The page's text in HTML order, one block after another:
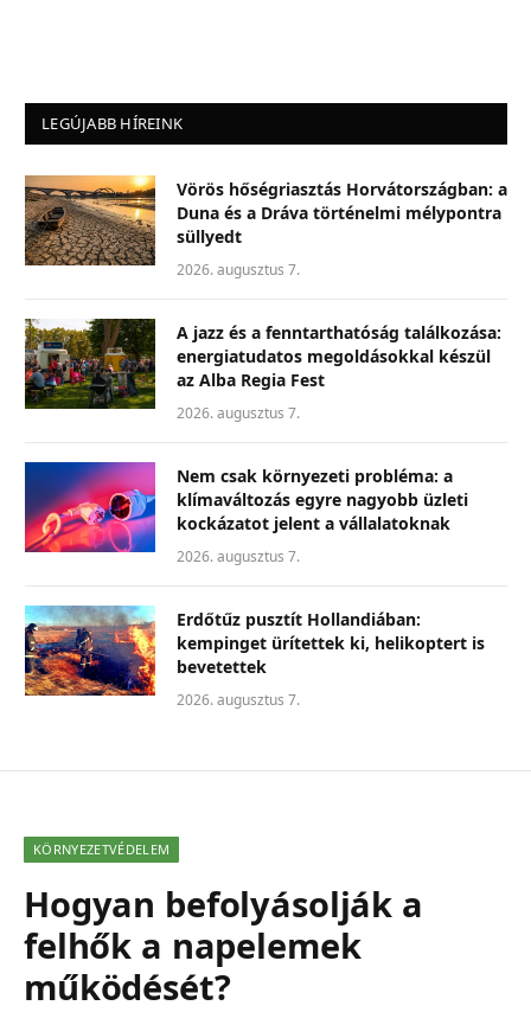
LEGÚJABB HÍREINK
Vörös hőségriasztás Horvátországban: a
Duna és a Dráva történelmi mélypontra
süllyedt
2026. augusztus 7.
A jazz és a fenntarthatóság találkozása:
energiatudatos megoldásokkal készül
az Alba Regia Fest
2026. augusztus 7.
Nem csak környezeti probléma: a
klímaváltozás egyre nagyobb üzleti
kockázatot jelent a vállalatoknak
2026. augusztus 7.
Erdőtűz pusztít Hollandiában:
kempinget ürítettek ki, helikoptert is
bevetettek
2026. augusztus 7.
KÖRNYEZETVÉDELEM
Hogyan befolyásolják a
felhők a napelemek
működését?